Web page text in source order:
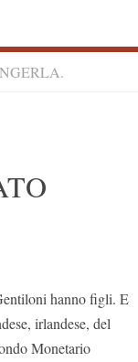
hanno figli. E
irlandese, del
Monetario